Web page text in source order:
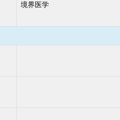
境界医学